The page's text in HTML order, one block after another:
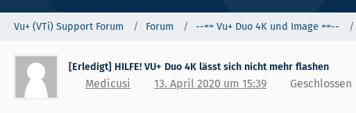
Vu+ (VTi) Support Forum Forum --== Vu+ Duo 4K und Image ==--
[Erledigt] HILFE! VU+ Duo 4K lässt sich nicht mehr flashen
Medicusi 13. April 2020 um 15:39 Geschlossen